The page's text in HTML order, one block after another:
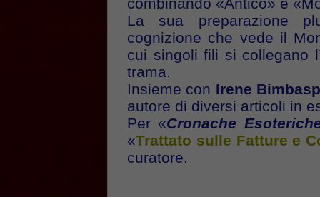
combinando «Antico» e
La sua preparazione
cognizione che vede il
cui singoli fili si collegano
trama.
Insieme con Irene
autore di diversi articoli in
Per «Cronache
«Trattato sulle Fatture e
curatore.